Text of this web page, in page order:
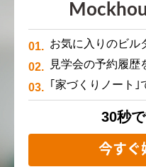
お気に入りのビル
見学会の予約履歴
｢家づくりノート｣
30秒
今すぐ